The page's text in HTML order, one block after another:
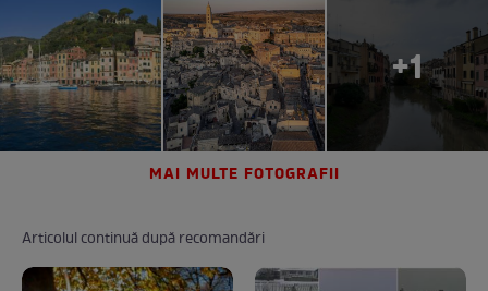
+1
MAI MULTE FOTOGRAFII
Articolul continuă după recomandări